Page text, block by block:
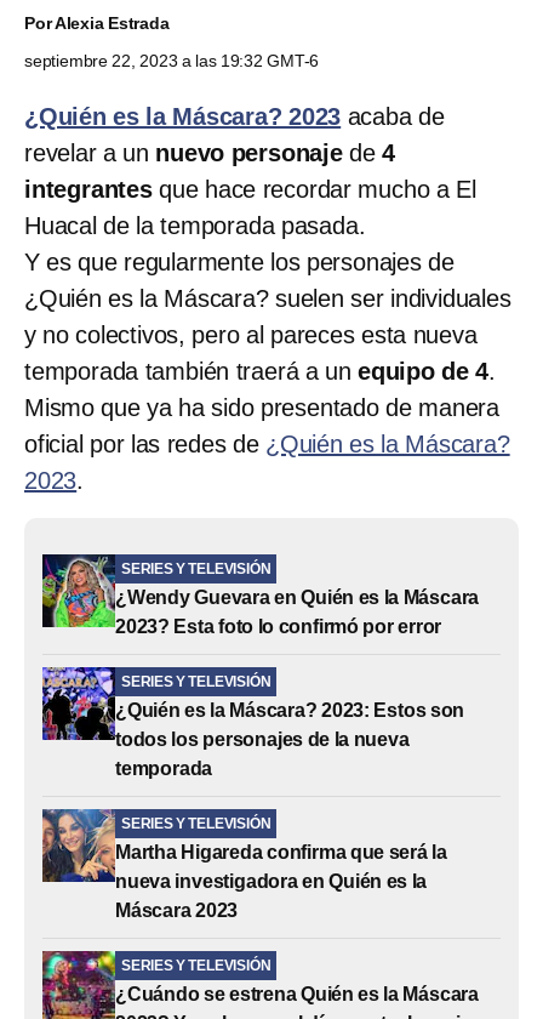
PorAlexia Estrada
septiembre 22, 2023 a las 19:32 GMT-6
¿Quién es la Máscara? 2023 acaba de
revelar a un nuevo personajede4
integrantesque hace recordar mucho a El
Huacal de la temporada pasada.
Y es que regularmente los personajes de
¿Quién es la Máscara? suelen ser individuales
y no colectivos, pero al pareces esta nueva
temporada también traerá a un equipo de 4.
Mismo que ya ha sido presentado de manera
oficial por las redes de ¿Quién es la Máscara?
2023.
SERIES Y TELEVISIÓN
¿Wendy Guevara en Quién es la Máscara
2023? Esta foto lo confirmó por error
SERIES Y TELEVISIÓN
¿Quién es la Máscara? 2023: Estos son
todos los personajes de la nueva
temporada
SERIES Y TELEVISIÓN
Martha Higareda confirma que será la
nueva investigadora en Quién es la
Máscara 2023
SERIES Y TELEVISIÓN
¿Cuándo se estrena Quién es la Máscara